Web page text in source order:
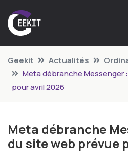
Geekit Actualités
Meta débranche Messenger
pour avril 2026
Meta débranche
du site web prévue